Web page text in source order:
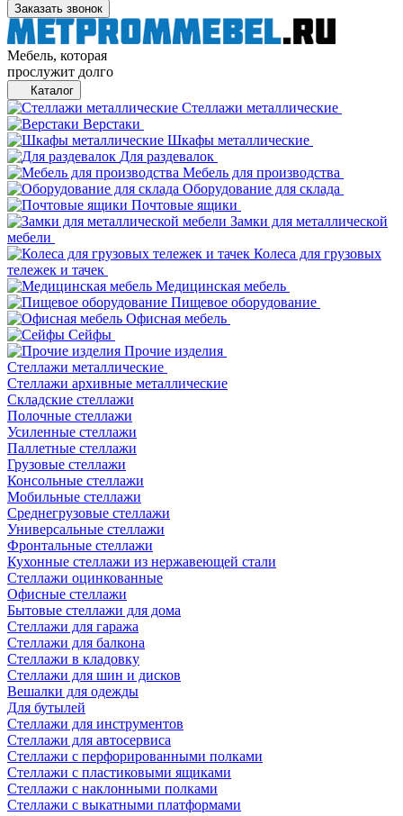
Заказать звонок
Мебель, которая
прослужит долго
Каталог
Стеллажи металлические
Верстаки
Шкафы металлические
Для раздевалок
Мебель для производства
Оборудование для склада
Почтовые ящики
Замки для металлической
мебели
Колеса для грузовых
тележек и тачек
Медицинская мебель
Пищевое оборудование
Офисная мебель
Сейфы
Прочие изделия
Стеллажи металлические
Cтеллажи архивные металлические
Складские стеллажи
Полочные стеллажи
Усиленные стеллажи
Паллетные стеллажи
Грузовые стеллажи
Консольные стеллажи
Мобильные стеллажи
Среднегрузовые стеллажи
Универсальные стеллажи
Фронтальные стеллажи
Кухонные стеллажи из нержавеющей стали
Стеллажи оцинкованные
Офисные стеллажи
Бытовые стеллажи для дома
Стеллажи для гаража
Стеллажи для балкона
Стеллажи в кладовку
Стеллажи для шин и дисков
Вешалки для одежды
Для бутылей
Стеллажи для инструментов
Стеллажи для автосервиса
Стеллажи с перфорированными полками
Стеллажи с пластиковыми ящиками
Стеллажи с наклонными полками
Стеллажи с выкатными платформами